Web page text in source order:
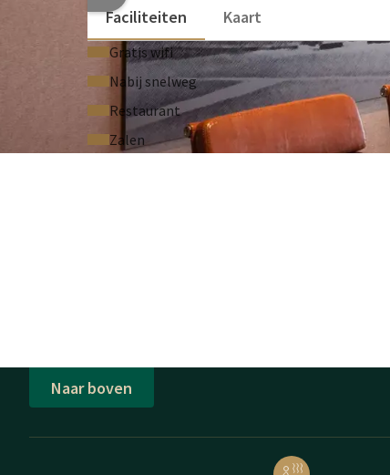
Faciliteiten
Kaart
Gratis wifi
Nabij snelweg
Restaurant
Zalen
Naar boven